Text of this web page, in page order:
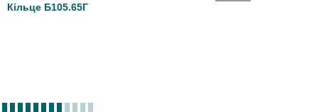
Кільце Б105.65Г